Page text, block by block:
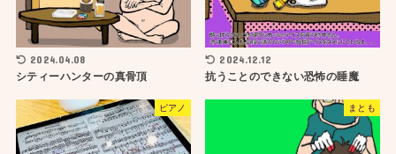
2024.04.08
シティーハンターの真骨頂
2024.12.12
抗うことのできない恐怖の睡魔
ピアノ まとも